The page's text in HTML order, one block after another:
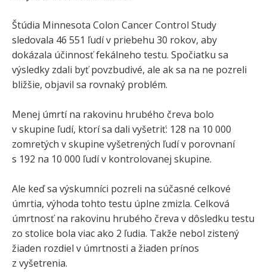
Štúdia Minnesota Colon Cancer Control Study
sledovala 46 551 ľudí v priebehu 30 rokov, aby
dokázala účinnosť fekálneho testu. Spočiatku sa
výsledky zdali byť povzbudivé, ale ak sa na ne pozreli
bližšie, objavil sa rovnaký problém.
Menej úmrtí na rakovinu hrubého čreva bolo
v skupine ľudí, ktorí sa dali vyšetriť: 128 na 10 000
zomretých v skupine vyšetrených ľudí v porovnaní
s 192 na 10 000 ľudí v kontrolovanej skupine.
Ale keď sa výskumníci pozreli na súčasné celkové
úmrtia, výhoda tohto testu úplne zmizla. Celková
úmrtnosť na rakovinu hrubého čreva v dôsledku testu
zo stolice bola viac ako 2 ľudia. Takže nebol zistený
žiaden rozdiel v úmrtnosti a žiaden prínos
z vyšetrenia.